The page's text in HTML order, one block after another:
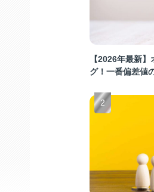
【2026年最新
グ！一番偏差値